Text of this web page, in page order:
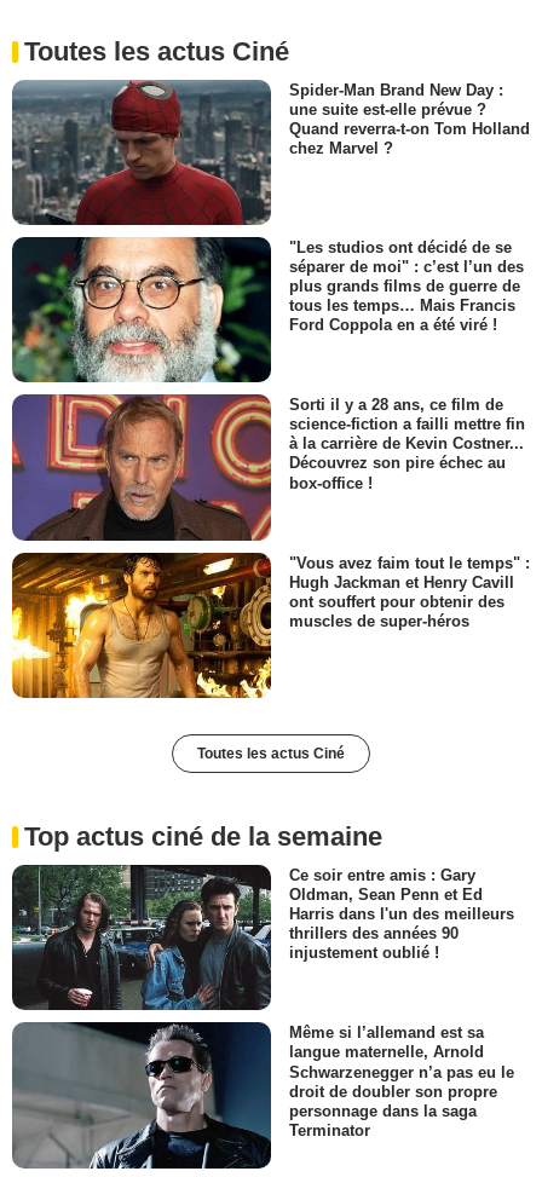
Toutes les actus Ciné
Spider-Man Brand New Day :
une suite est-elle prévue ?
Quand reverra-t-on Tom Holland
chez Marvel ?
"Les studios ont décidé de se
séparer de moi" : c’est l’un des
plus grands films de guerre de
tous les temps… Mais Francis
Ford Coppola en a été viré !
Sorti il y a 28 ans, ce film de
science-fiction a failli mettre fin
à la carrière de Kevin Costner...
Découvrez son pire échec au
box-office !
"Vous avez faim tout le temps" :
Hugh Jackman et Henry Cavill
ont souffert pour obtenir des
muscles de super-héros
Toutes les actus Ciné
Top actus ciné de la semaine
Ce soir entre amis : Gary
Oldman, Sean Penn et Ed
Harris dans l'un des meilleurs
thrillers des années 90
injustement oublié !
Même si l’allemand est sa
langue maternelle, Arnold
Schwarzenegger n’a pas eu le
droit de doubler son propre
personnage dans la saga
Terminator